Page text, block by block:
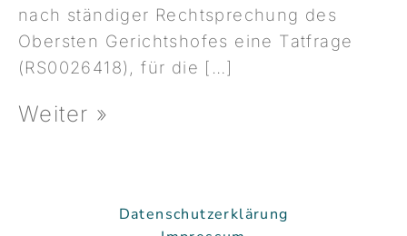
nach ständiger Rechtsprechung des
Obersten Gerichtshofes eine Tatfrage
(RS0026418), für die […]
Weiter »
Datenschutzerklärung